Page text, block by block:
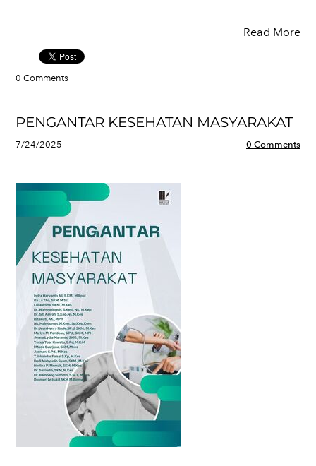
Read More
0 Comments
PENGANTAR KESEHATAN MASYARAKAT
7/24/2025 0 Comments